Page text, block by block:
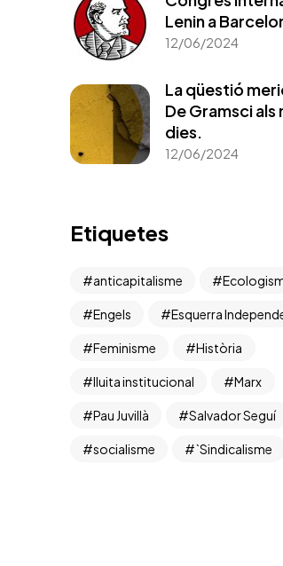
Lenin a
12/06/2024
La qüestió
De Gramsci als
dies.
12/06/2024
Etiquetes
anticapitalisme
Engels Esquerra
Feminisme Història
lluita institucional Marx
Pau Juvillà Salvador Seguí
socialisme `Sindicalisme